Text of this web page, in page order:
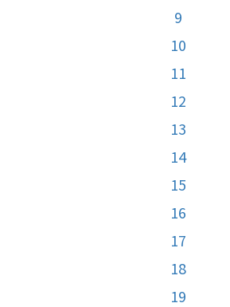
9
10
11
12
13
14
15
16
17
18
19